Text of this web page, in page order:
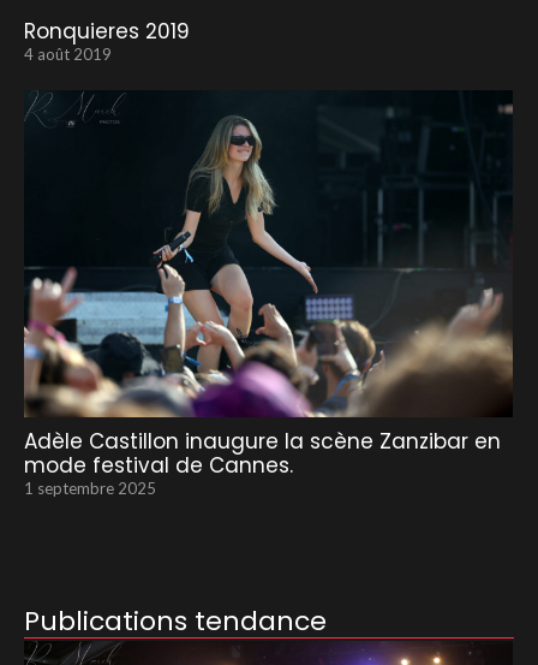
Ronquieres 2019
4 août 2019
Adèle Castillon inaugure la scène Zanzibar en
mode festival de Cannes.
1 septembre 2025
Publications tendance